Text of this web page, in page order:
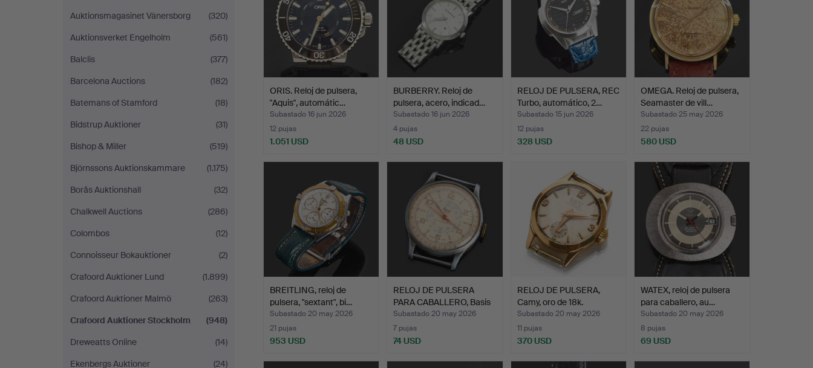
Auktionsmagasinet Vänersborg
(320)
Auktionsverket Engelholm
(561)
Balclis
(377)
Barcelona Auctions
(182)
Batemans of Stamford
(18)
Bidstrup Auktioner
(31)
Bishop & Miller
(519)
Björnssons Auktionskammare
(1.175)
Borås Auktionshall
(32)
Chalkwell Auctions
(286)
Colombos
(12)
Connoisseur Bokauktioner
(2)
Crafoord Auktioner Lund
(1.899)
Crafoord Auktioner Malmö
(263)
Crafoord Auktioner Stockholm
(948)
Dreweatts Online
(14)
Ekenbergs Auktioner
(24)
ORIS. Reloj de pulsera,
"Aquis", automátic…
Subastado 16 jun 2026
12 pujas
1.051 USD
BURBERRY. Reloj de
pulsera, acero, indicad…
Subastado 16 jun 2026
4 pujas
48 USD
RELOJ DE PULSERA, REC
Turbo, automático, 2…
Subastado 15 jun 2026
12 pujas
328 USD
OMEGA. Reloj de pulsera,
Seamaster de vill…
Subastado 25 may 2026
22 pujas
580 USD
BREITLING, reloj de
pulsera, "sextant", bi…
Subastado 20 may 2026
21 pujas
953 USD
RELOJ DE PULSERA
PARA CABALLERO, Basis
Spo…
Subastado 20 may 2026
7 pujas
74 USD
RELOJ DE PULSERA,
Camy, oro de 18k.
Subastado 20 may 2026
11 pujas
370 USD
WATEX, reloj de pulsera
para caballero, au…
Subastado 20 may 2026
8 pujas
69 USD